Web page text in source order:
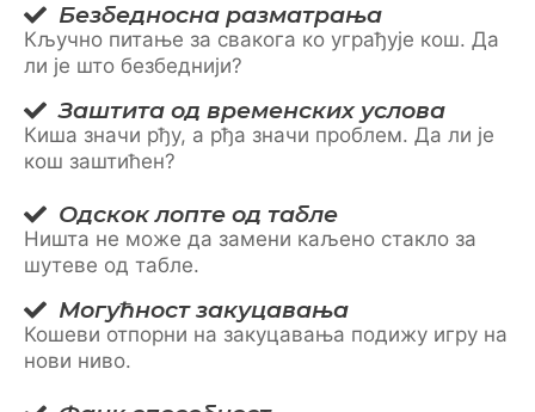
Безбедносна разматрања
Кључно питање за свакога ко уграђује кош. Да
ли је што безбеднији?
Заштита од временских услова
Киша значи рђу, а рђа значи проблем. Да ли је
кош заштићен?
Одскок лопте од табле
Ништа не може да замени каљено стакло за
шутеве од табле.
Могућност закуцавања
Кошеви отпорни на закуцавања подижу игру на
нови ниво.